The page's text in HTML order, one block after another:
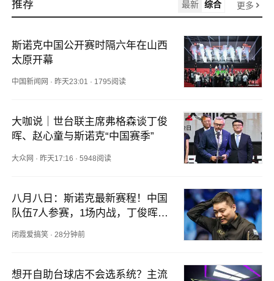
推荐 最新 综合 更多
斯诺克中国公开赛时隔六年在山西
太原开幕
中国新闻网 · 昨天23:01 · 1795阅读
大咖说｜世台联主席弗格森谈丁俊
晖、赵心童与斯诺克“中国赛季”
大众网 · 昨天17:16 ·5948阅读
八月八日：斯诺克最新赛程！中国
队伍7人参赛，1场内战，丁俊晖，
闭霞爱搞笑 ·28分钟前
想开自助台球店不会选系统？主流